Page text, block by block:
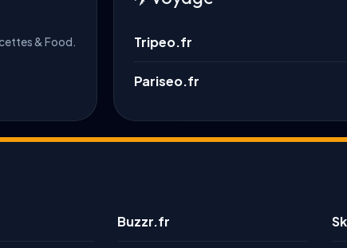
& Food. Tripeo.fr
Pariseo.fr
Buzzr.fr